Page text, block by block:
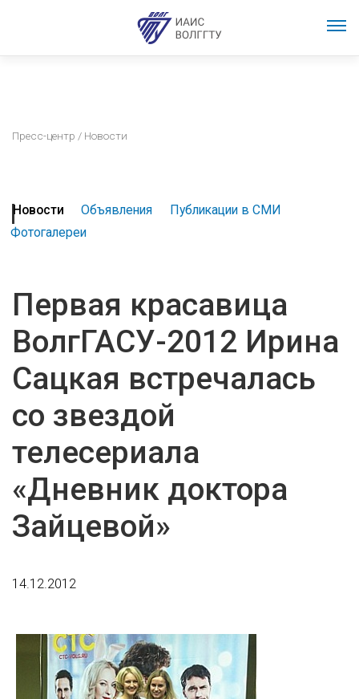
Пресс-центр / Новости
Новости Объявления
Публикации в СМИ
Фотогалереи
Первая красавица
ВолгГАСУ-2012 Ирина
Сацкая встречалась
со звездой
телесериала
«Дневник доктора
Зайцевой»
14.12.2012